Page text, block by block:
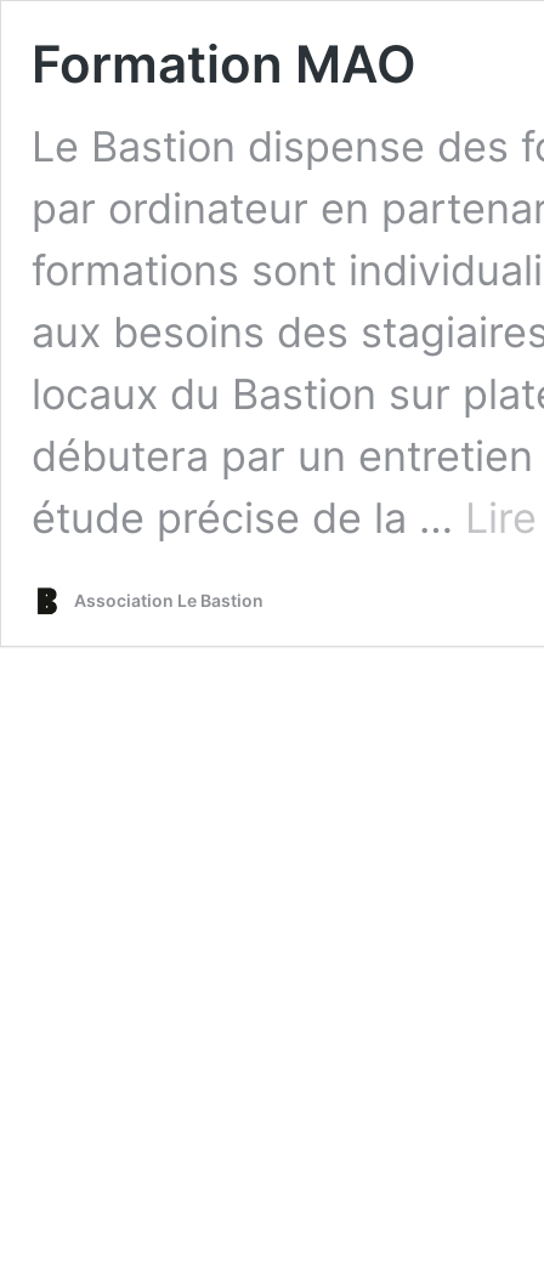
Formation MAO
Le Bastion dispense des
par ordinateur en
formations sont
aux besoins des
locaux du Bastion sur
débutera par un
étude précise de la …
Association Le Bastion